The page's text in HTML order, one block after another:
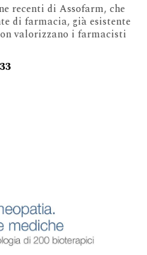
recenti di Assofarm, che
di farmacia, già esistente
valorizzano i farmacisti